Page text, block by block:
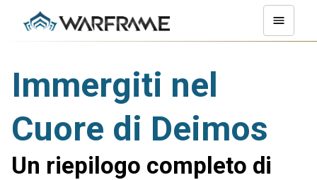
Immergiti nel
Cuore di Deimos
Un riepilogo completo di